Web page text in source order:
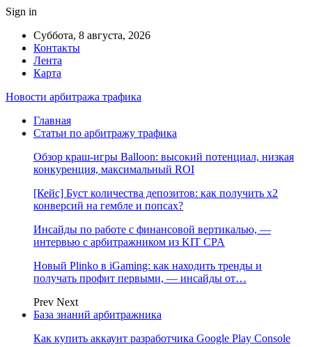
Sign in
Суббота, 8 августа, 2026
Контакты
Лента
Карта
Новости арбитража трафика
Главная
Статьи по арбитражу трафика
Обзор краш-игры Balloon: высокий потенциал, низкая
конкуренция, максимальный ROI
[Кейс] Буст количества депозитов: как получить х2
конверсий на гембле и попсах?
Инсайды по работе с финансовой вертикалью, —
интервью с арбитражником из KIT CPA
Новый Plinko в iGaming: как находить тренды и
получать профит первыми, — инсайды от…
Prev Next
База знаний арбитражника
Как купить аккаунт разработчика Google Play Console